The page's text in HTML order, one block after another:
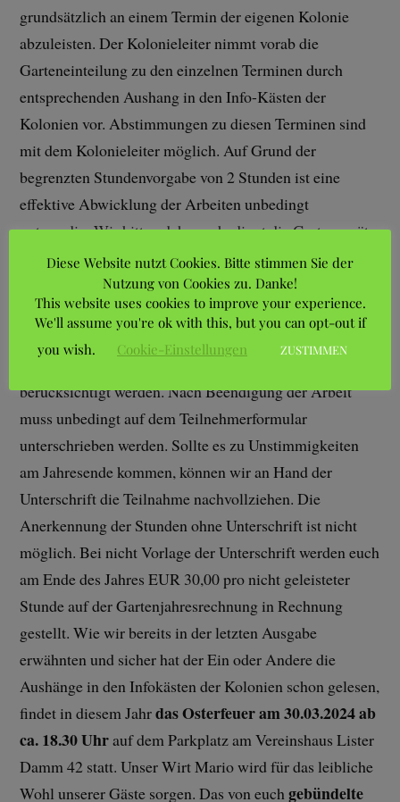
grundsätzlich an einem Termin der eigenen Kolonie
abzuleisten. Der Kolonieleiter nimmt vorab die
Garteneinteilung zu den einzelnen Terminen durch
entsprechenden Aushang in den Info-Kästen der
Kolonien vor. Abstimmungen zu diesen Terminen sind
mit dem Kolonieleiter möglich. Auf Grund der
begrenzten Stundenvorgabe von 2 Stunden ist eine
effektive Abwicklung der Arbeiten unbedingt
notwendig. Wir bitten daher unbedingt die Gartengeräte
wie Hacke, Harke, Spaten, Laubbesen Hecken- und
Astscheren etc. zum Beginn der Gemeinschaftsarbeit
mitzubringen. Sofern die Gartengeräte erst nach Beginn
der Gemeinschaftsarbeit geholt werden, kann diese Zeit
durch den Kolonieleiter nicht als Gemeinschaftsarbeit
berücksichtigt werden. Nach Beendigung der Arbeit
muss unbedingt auf dem Teilnehmerformular
unterschrieben werden. Sollte es zu Unstimmigkeiten
am Jahresende kommen, können wir an Hand der
Unterschrift die Teilnahme nachvollziehen. Die
Anerkennung der Stunden ohne Unterschrift ist nicht
möglich. Bei nicht Vorlage der Unterschrift werden euch
am Ende des Jahres EUR 30,00 pro nicht geleisteter
Stunde auf der Gartenjahresrechnung in Rechnung
gestellt. Wie wir bereits in der letzten Ausgabe
erwähnten und sicher hat der Ein oder Andere die
Aushänge in den Infokästen der Kolonien schon gelesen,
findet in diesem Jahrdas Osterfeueram 30.03.2024 ab
ca. 18.30 Uhrauf dem Parkplatz am Vereinshaus Lister
Damm 42 statt. Unser Wirt Mario wird für das leibliche
Wohl unserer Gäste sorgen. Das von euchgebündelte
Diese Website nutzt Cookies. Bitte stimmen Sie der
Nutzung von Cookies zu. Danke!
This website uses cookies to improve your experience.
We'll assume you're ok with this, but you can opt-out if
you wish.
Cookie-Einstellungen ZUSTIMMEN